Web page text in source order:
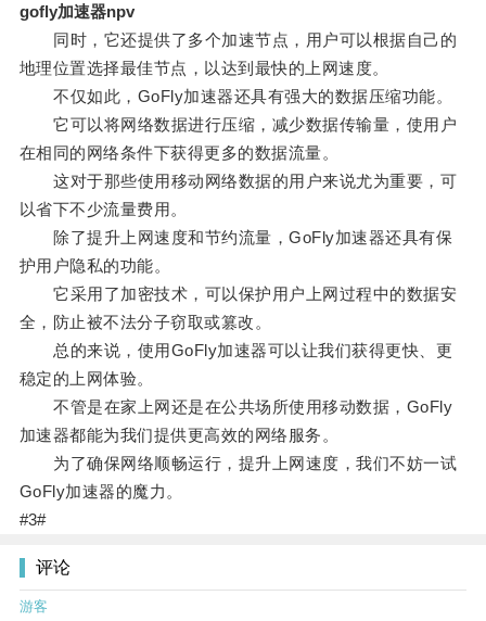
gofly加速器npv
同时，它还提供了多个加速节点，用户可以根据自己的
地理位置选择最佳节点，以达到最快的上网速度。
不仅如此，GoFly加速器还具有强大的数据压缩功能。
它可以将网络数据进行压缩，减少数据传输量，使用户
在相同的网络条件下获得更多的数据流量。
这对于那些使用移动网络数据的用户来说尤为重要，可
以省下不少流量费用。
除了提升上网速度和节约流量，GoFly加速器还具有保
护用户隐私的功能。
它采用了加密技术，可以保护用户上网过程中的数据安
全，防止被不法分子窃取或篡改。
总的来说，使用GoFly加速器可以让我们获得更快、更
稳定的上网体验。
不管是在家上网还是在公共场所使用移动数据，GoFly
加速器都能为我们提供更高效的网络服务。
为了确保网络顺畅运行，提升上网速度，我们不妨一试
GoFly加速器的魔力。
#3#
评论
游客